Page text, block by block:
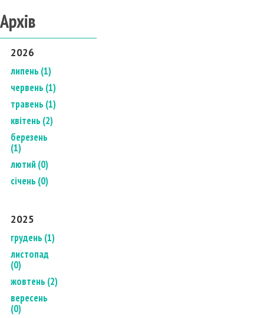
Архів
2026
липень (1)
червень (1)
травень (1)
квітень (2)
березень
(1)
лютий (0)
січень (0)
2025
грудень (1)
листопад
(0)
жовтень (2)
вересень
(0)